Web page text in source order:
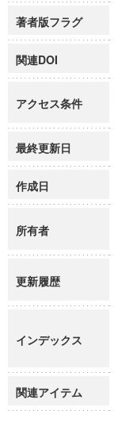
著者版フラグ
関連DOI
アクセス条件
最終更新日
作成日
所有者
更新履歴
インデックス
関連アイテム